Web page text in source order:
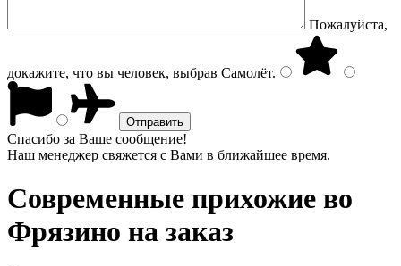
Пожалуйста,
докажите, что вы человек, выбрав Самолёт.
Спасибо за Ваше сообщение!
Наш менеджер свяжется с Вами в ближайшее время.
Современные прихожие во
Фрязино на заказ